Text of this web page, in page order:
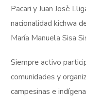
Pacari y Juan Josè
nacionalidad kichwa
María Manuela Sisa
Siempre activo
comunidades y
campesinas e